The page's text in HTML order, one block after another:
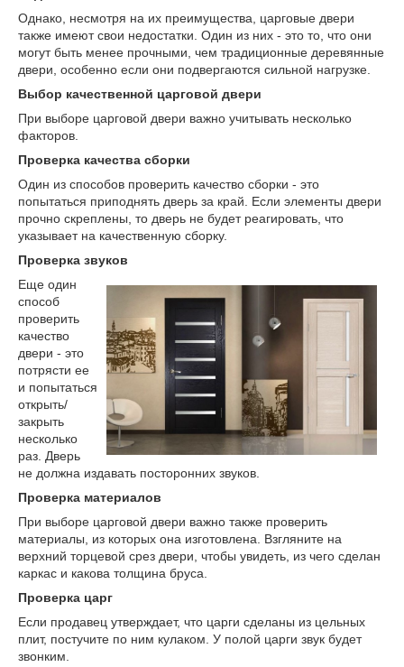
Однако, несмотря на их преимущества, царговые двери
также имеют свои недостатки. Один из них - это то, что они
могут быть менее прочными, чем традиционные деревянные
двери, особенно если они подвергаются сильной нагрузке.
Выбор качественной царговой двери
При выборе царговой двери важно учитывать несколько
факторов.
Проверка качества сборки
Один из способов проверить качество сборки - это
попытаться приподнять дверь за край. Если элементы двери
прочно скреплены, то дверь не будет реагировать, что
указывает на качественную сборку.
Проверка звуков
Еще один
способ
проверить
качество
двери - это
потрясти ее
и попытаться
открыть/
закрыть
несколько
раз. Дверь
не должна издавать посторонних звуков.
Проверка материалов
При выборе царговой двери важно также проверить
материалы, из которых она изготовлена. Взгляните на
верхний торцевой срез двери, чтобы увидеть, из чего сделан
каркас и какова толщина бруса.
Проверка царг
Если продавец утверждает, что царги сделаны из цельных
плит, постучите по ним кулаком. У полой царги звук будет
звонким.